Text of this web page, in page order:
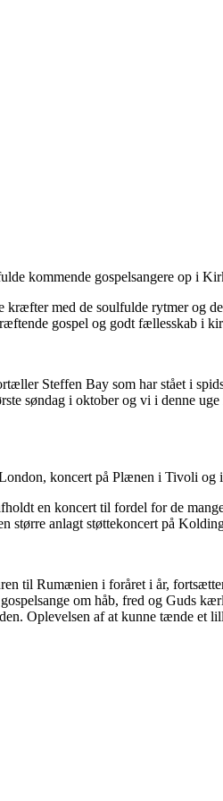
kommende gospelsangere op i
med de soulfulde rytmer og
gospel og godt fællesskab i
Steffen Bay som har stået i
søndag i oktober og vi i denne
koncert på Plænen i Tivoli
en koncert til fordel for de
større anlagt støttekoncert på
til Rumænien i foråret i år,
om håb, fred og Guds
Oplevelsen af at kunne tænde